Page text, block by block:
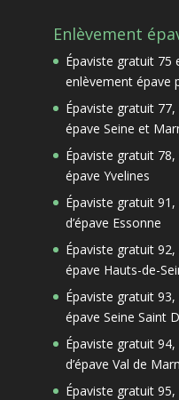
Enlèvement
Épaviste gratuit 75
enlèvement épave
Épaviste gratuit
épave Seine et
Épaviste gratuit
épave Yvelines
Épaviste gratuit
d’épave Essonne
Épaviste gratuit
épave Hauts-de-
Épaviste gratuit
épave Seine Saint
Épaviste gratuit
d’épave Val de
Épaviste gratuit